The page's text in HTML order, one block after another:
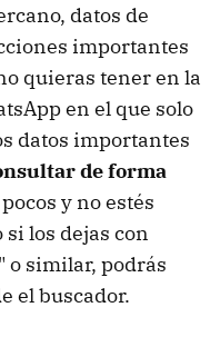
datos de
importantes
quieras tener en la
en el que solo
datos importantes
de forma
y no estés
los dejas con
o similar, podrás
el buscador.